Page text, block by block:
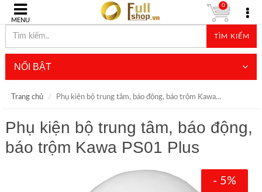
MENU
TÌM KIẾM
0
NỔI BẬT
Trang chủ Phụ kiện bộ trung tâm, báo động, báo trộm Kawa...
Phụ kiện bộ trung tâm, báo động,
báo trộm Kawa PS01 Plus
- 5%